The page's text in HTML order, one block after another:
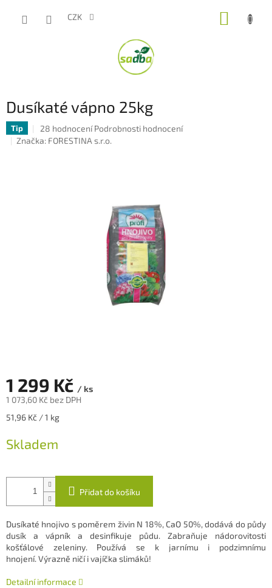
CZK
Dusíkaté vápno 25kg
Tip
Průměrné
hodnocení
28 hodnocení Podrobnosti hodnocení
Značka: FORESTINA s.r.o.
1 299 Kč / ks
1 073,60 Kč bez DPH
Měrná
51,96 Kč / 1 kg
Skladem
Přidat do košíku
Dusíkaté hnojivo s poměrem živin N 18%, CaO 50%, dodává do půdy
dusík a vápník a desinfikuje půdu. Zabraňuje nádorovitosti
košťálové zeleniny. Používá se k jarnímu i podzimnímu
hnojení. Výrazně ničí i vajíčka slimáků!
Detailní informace